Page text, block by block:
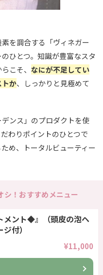
を調合する「ヴィネガー
ひとつ。知識が豊富なスタ
こそ、 なにが不足してい
トか、しっかりと見極めて
ンス」のプロダクトを使
わりポイントのひとつで
め、トータルビューティー
シ！おすすめメニュー
メント◆』（頭皮の泡ヘ
付）
¥11,000